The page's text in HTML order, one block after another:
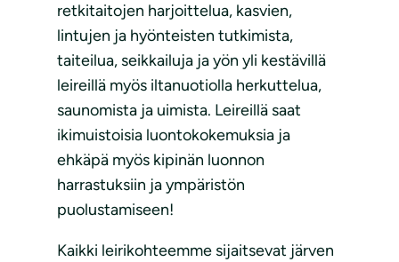
retkitaitojen harjoittelua, kasvien,
lintujen ja hyönteisten tutkimista,
taiteilua, seikkailuja ja yön yli kestävillä
leireillä myös iltanuotiolla herkuttelua,
saunomista ja uimista. Leireillä saat
ikimuistoisia luontokokemuksia ja
ehkäpä myös kipinän luonnon
harrastuksiin ja ympäristön
puolustamiseen!
Kaikki leirikohteemme sijaitsevat järven